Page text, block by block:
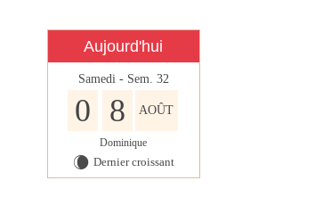
Aujourd'hui
Samedi - Sem. 32
0 8 AOÛT
Dominique
W Dernier croissant